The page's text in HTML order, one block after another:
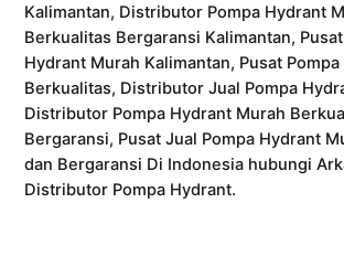
Kalimantan, Distributor Pompa Hydrant
Berkualitas Bergaransi Kalimantan,
Hydrant Murah Kalimantan, Pusat
Berkualitas, Distributor Jual Pompa
Distributor Pompa Hydrant Murah
Bergaransi, Pusat Jual Pompa Hydrant
dan Bergaransi Di Indonesia hubungi
Distributor Pompa Hydrant.